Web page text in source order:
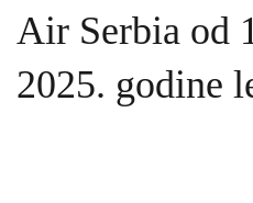
Air Serbia od
2025. godine